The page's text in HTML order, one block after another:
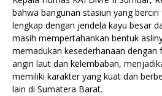
bahwa bangunan stasiun yang
lengkap dengan jendela kayu besar
masih mempertahankan bentuk
memadukan kesederhanaan dengan
angin laut dan kelembaban,
memiliki karakter yang kuat dan
lain di Sumatera Barat.